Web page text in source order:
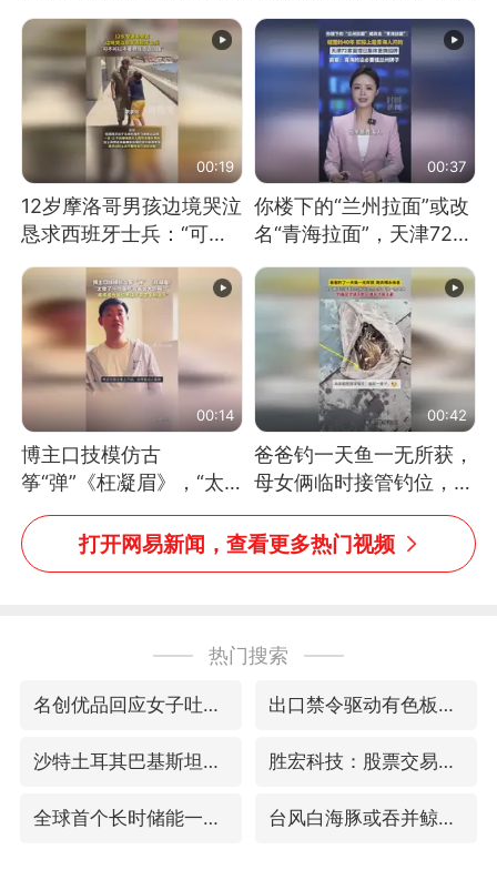
震惊 （视频来源：参考
消息）
满无奈 每处都有精心设
计 但每处都有瑕疵 网
友：一开始我没笑 但看
到洗手盆我没绷住
00:19
12岁摩洛哥男孩边境哭泣
恳求西班牙士兵：“可不
可以不要把我遣返回国”
00:37
你楼下的“兰州拉面”或改
名“青海拉面”，天津72家
面馆已集体更换招牌
00:14
博主口技模仿古
筝“弹”《枉凝眉》，“太
像了～你是吃古筝长大的
吗？”“或将成为首位考级
不带古筝的选手。”（来
00:42
爸爸钓一天鱼一无所获，
母女俩临时接管钓位，用
玩具鱼竿钓上大鱼
打开网易新闻，查看更多热门视频
热门搜索
名创优品回应女子吐槽内裤质量差 出口禁令驱动有色板块大涨
沙特土耳其巴基斯坦签署共同防务协议 胜宏科技：股票交易异常波动
全球首个长时储能一体化产业园量产 台风白海豚或吞并鲸鱼 登陆地点更新